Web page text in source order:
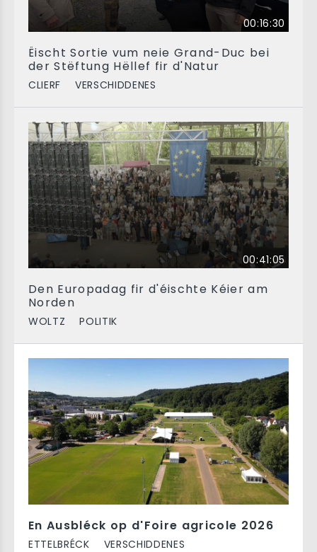
00:16:30
Ëischt Sortie vum neie Grand-Duc bei
der Stëftung Hëllef fir d'Natur
CLIERF VERSCHIDDENES
00:41:05
Den Europadag fir d'éischte Kéier am
Norden
WOLTZ POLITIK
En Ausbléck op d'Foire agricole 2026
ETTELBRÉCK VERSCHIDDENES